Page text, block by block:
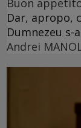
Dar, apropo,
Dumnezeu
Andrei